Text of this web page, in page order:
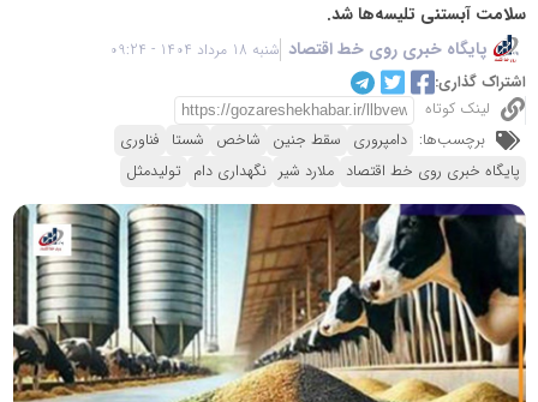
سلامت آبستنی تلیسه‌ها شد.
پایگاه خبری روی خط اقتصاد شنبه 18 مرداد 1404 - 09:24
اشتراک گذاری:
لینک کوتاه
برچسب‌ها: دامپروری سقط جنین شاخص شستا فناوری
پایگاه خبری روی خط اقتصاد ملارد شیر نگهداری دام تولیدمثل